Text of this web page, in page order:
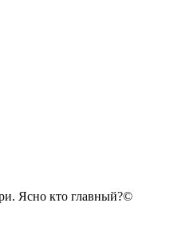
Ясно кто главный?©